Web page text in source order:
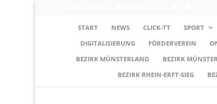
START NEWS CLICK-TT SPORT
DIGITALISIERUNG
FÖRDERVEREIN
BEZIRK MÜNSTERLAND
BEZIRK
BEZIRK RHEIN-ERFT-SIEG